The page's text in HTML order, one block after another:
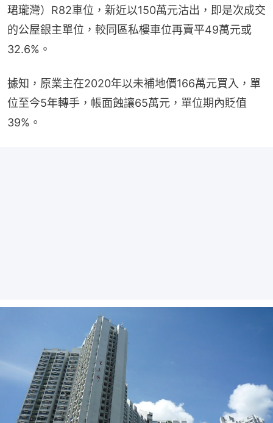
珺瓏灣）R82車位，新近以150萬元沽出，即是次成交
的公屋銀主單位，較同區私樓車位再賣平49萬元或
32.6%。
據知，原業主在2020年以未補地價166萬元買入，單
位至今5年轉手，帳面蝕讓65萬元，單位期內貶值
39%。